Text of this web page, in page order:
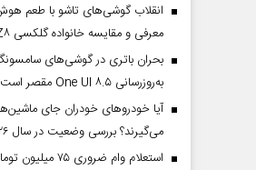
انقلاب گوشی‌های تاشو‌ با طعم
معرفی و مقایسه خانواده گلکسی Z۸
بحران باتری در گوشی‌های
به‌روزرسانی One UI ۸.۵ مقصر است؟
آیا خودروهای خودران جای
می‌گیرند؟ بررسی وضعیت در سال ۲۰۲۶
استعلام وام ضروری ۷۵